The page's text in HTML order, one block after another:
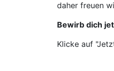
daher freuen
Bewirb dich
Klicke auf